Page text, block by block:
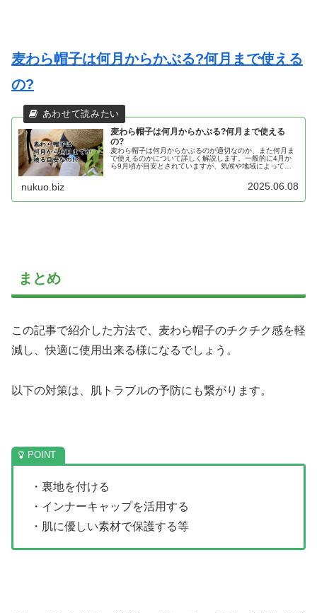
麦わら帽子は何月からかぶる?何月まで使える
の?
麦わら帽子は何月からかぶる?何月まで使える
の?
麦わら帽子は何月からかぶるのが適切なのか、また何月ま
で使えるのかについて詳しく解説します。一般的に4月か
ら9月頃が目安とされていますが、気候や地域によって違
が大切です。この記事では、麦わら帽子の使用時期の目安
や選び方のポイントを分かりやすく紹介しています。「麦
nukuo.biz 2025.06.08
まとめ
この記事で紹介した方法で、麦わら帽子のチクチク感を軽
減し、快適に使用出来る様になるでしょう。
以下の対策は、肌トラブルの予防にも繋がります。
・裏地を付ける
・インナーキャップを活用する
・肌に優しい素材で保護する等